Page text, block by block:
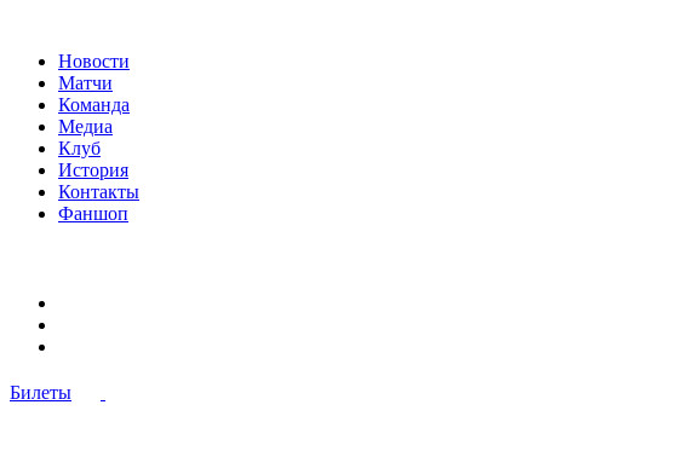
Новости
Матчи
Команда
Медиа
Клуб
История
Контакты
Фаншоп
Билеты